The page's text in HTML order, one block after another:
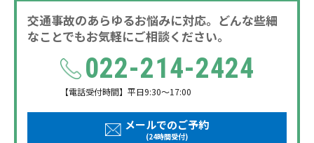
交通事故のあらゆるお悩みに対応。どんな些細
なことでもお気軽にご相談ください。
022-214-2424
【電話受付時間】平日9:30～17:00
メールでのご予約
(24時間受付)